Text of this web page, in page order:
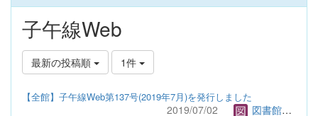
子午線Web
最新の投稿順 1件
【全館】子午線Web第137号(2019年7月)を発行しました
2019/07/02 図書館管理者